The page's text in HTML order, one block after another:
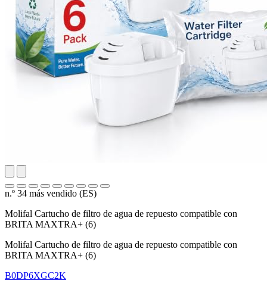
n.º 34 más vendido (ES)
Molifal Cartucho de filtro de agua de repuesto compatible con
BRITA MAXTRA+ (6)
Molifal Cartucho de filtro de agua de repuesto compatible con
BRITA MAXTRA+ (6)
B0DP6XGC2K